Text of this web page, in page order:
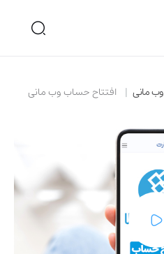
وب مانی افتتاح حساب وب مانی